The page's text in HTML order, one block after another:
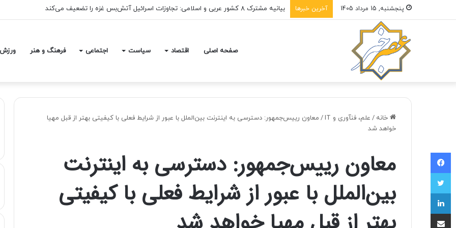
پنجشنبه, 15 مرداد 1405 آخرین خبرها فیدان: به حمایت از مذاکرات میان ایران و آمریکا ادامه خواهیم داد
صفحه اصلی اقتصاد سیاست اجتماعی فرهنگ و هنر ورزش
خانه / علم، فنآوری و IT / معاون رییس‌جمهور: دسترسی به اینترنت بین‌الملل با عبور از شرایط فعلی با کیفیتی بهتر از قبل مهیا
خواهد شد
معاون رییس‌جمهور: دسترسی به اینترنت
بین‌الملل با عبور از شرایط فعلی با کیفیتی